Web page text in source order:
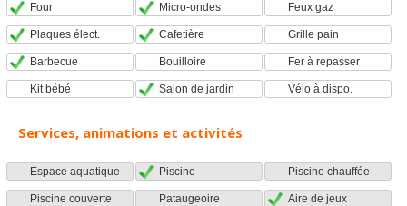
Four Micro-ondes Feux gaz
Plaques élect. Cafetière Grille pain
Barbecue Bouilloire Fer à repasser
Kit bébé Salon de jardin Vélo à dispo.
Services, animations et activités
Espace aquatique Piscine Piscine chauffée
Piscine couverte Pataugeoire Aire de jeux